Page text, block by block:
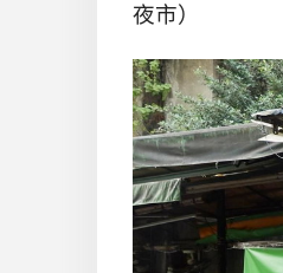
夜市）